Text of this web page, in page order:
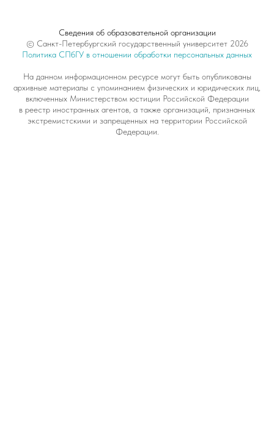
Сведения об образовательной организации
© Санкт-Петербургский государственный университет 2026
Политика СПбГУ в отношении обработки персональных данных
На данном информационном ресурсе могут быть опубликованы
архивные материалы с упоминанием физических и юридических лиц,
включенных Министерством юстиции Российской Федерации
в реестр иностранных агентов, а также организаций, признанных
экстремистскими и запрещенных на территории Российской
Федерации.